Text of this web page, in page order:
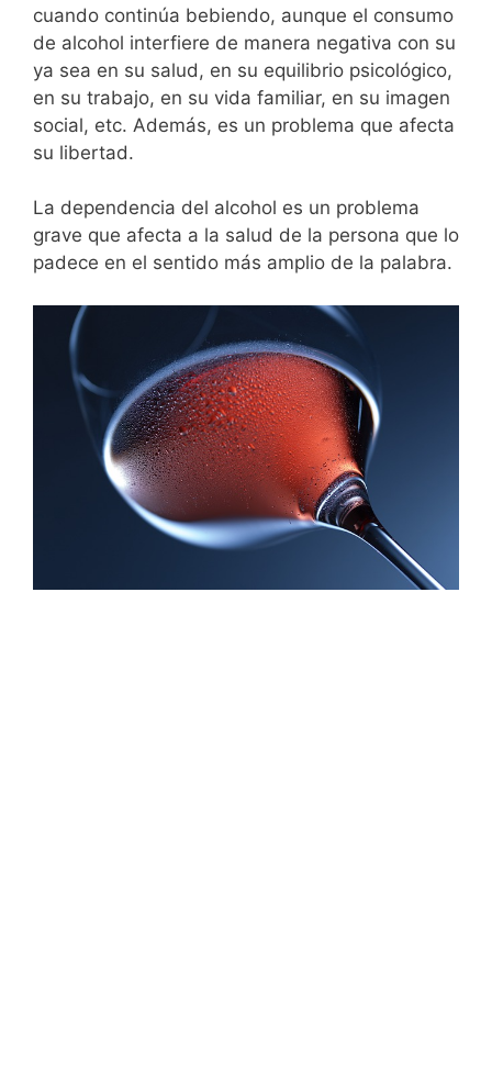
cuando continúa bebiendo, aunque el consumo
de alcohol interfiere de manera negativa con su
ya sea en su salud, en su equilibrio psicológico,
en su trabajo, en su vida familiar, en su imagen
social, etc. Además, es un problema que afecta
su libertad.
La dependencia del alcohol es un problema
grave que afecta a la salud de la persona que lo
padece en el sentido más amplio de la palabra.